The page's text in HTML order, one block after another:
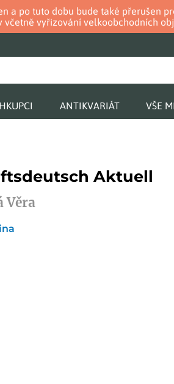
a po tuto dobu bude také přerušen
včetně vyřizování velkoobchodních
ANTIKVARIÁT VŠE
Aktuell
Věra